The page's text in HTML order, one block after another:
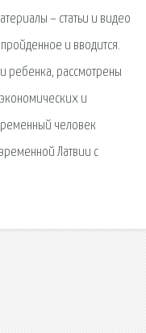
– статьи и видео
и вводится.
ребенка, рассмотрены
и
человек
Латвии с